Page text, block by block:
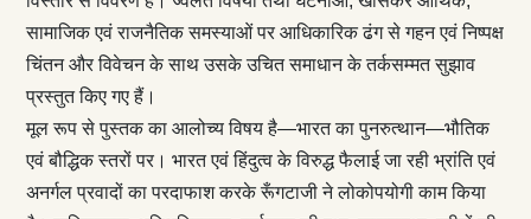
सामाजिक एवं राजनैतिक समस्याओं पर आधिकारिक ढंग से गहन एवं निष्पक्ष
चिंतन और विवेचन के साथ उसके उचित समाधान के तर्कसम्मत सुझाव
प्रस्तुत किए गए हैं।
मूल रूप से पुस्तक का आलोच्य विषय है—भारत का पुनरुत्थान—भौतिक
एवं बौद्धिक स्तरों पर। भारत एवं हिंदुत्व के विरुद्ध फैलाई जा रही भ्रांति एवं
अनर्गल प्रवादों का परदाफाश करके रूँगटाजी ने लोकोपयोगी काम किया